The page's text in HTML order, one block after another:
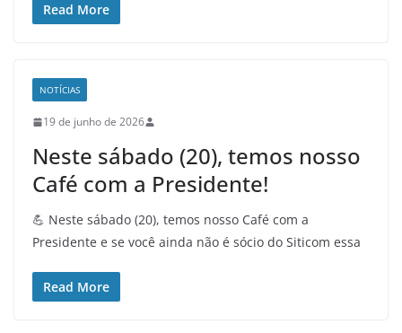
Read More
NOTÍCIAS
19 de junho de 2026
Neste sábado (20), temos nosso
Café com a Presidente!
💪 Neste sábado (20), temos nosso Café com a
Presidente e se você ainda não é sócio do Siticom essa
Read More